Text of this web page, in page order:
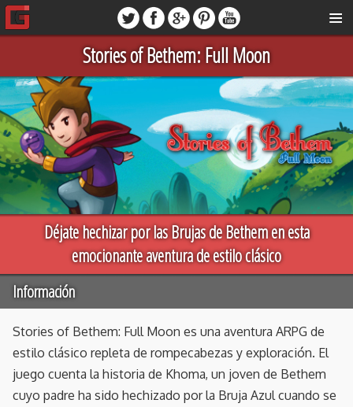
Stories of Bethem: Full Moon
Déjate hechizar por las Brujas de Bethem en esta
emocionante aventura de estilo clásico
Información
Stories of Bethem: Full Moon es una aventura ARPG de
estilo clásico repleta de rompecabezas y exploración. El
juego cuenta la historia de Khoma, un joven de Bethem
cuyo padre ha sido hechizado por la Bruja Azul cuando se